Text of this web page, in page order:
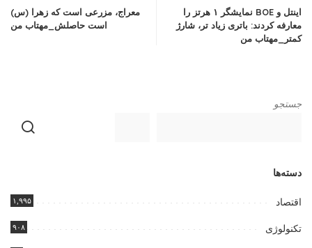
اینتل و BOE نمایشگر ۱ هرتز را
معارفه کردند: باتری زیاد تر، شارژ
کمتر_مهتاب من
معراج، مزرعی است که زهرا (س)
است حاصلش_مهتاب من
جستجو
دسته‌ها
اقتصاد ۱,۹۹۵
تکنولوژی ۹۰۸